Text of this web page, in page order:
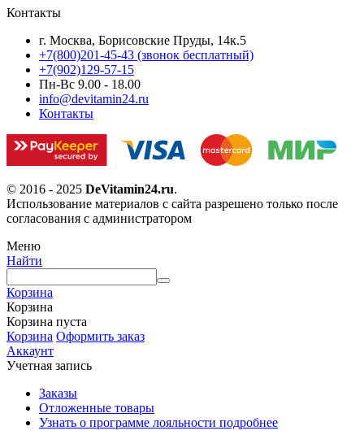
Контакты
г. Москва, Борисовские Пруды, 14к.5
+7(800)201-45-43 (звонок бесплатный)
+7(902)129-57-15
Пн-Вс 9.00 - 18.00
info@devitamin24.ru
Контакты
© 2016 - 2025 DeVitamin24.ru.
Использование материалов с сайта разрешено только после
согласования с администратором
Меню
Найти
Корзина
Корзина
Корзина пуста
Корзина Оформить заказ
Аккаунт
Учетная запись
Заказы
Отложенные товары
Узнать о программе лояльности подробнее